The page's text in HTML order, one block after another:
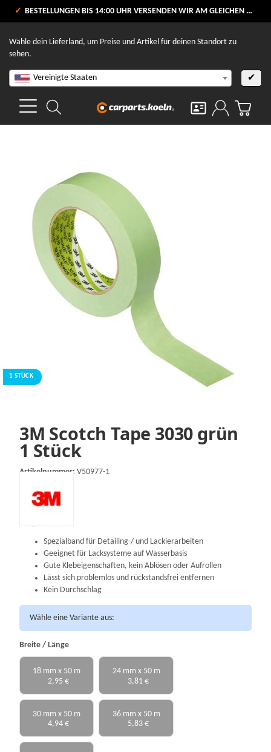
VERSANDKOSTENFREI AB 80 €
BESTELLUNGEN BIS 14:00 UHR VERSENDEN WIR AM GLEICHEN WERKTAG
Wähle dein Lieferland, um Preise und Artikel für deinen Standort zu
sehen.
Vereinigte Staaten ✔
1 STÜCK
3M Scotch Tape 3030 grün
1 Stück
Artikelnummer: V50977-1
Spezialband für Detailing-/ und Lackierarbeiten
Geeignet für Lacksysteme auf Wasserbasis
Gute Klebeigenschaften, kein Ablösen oder Aufrollen
Lässt sich problemlos und rückstandsfrei entfernen
Kein Durchschlag
Wähle eine Variante aus:
Breite / Länge
18 mm x 50 m
2,95 €
24 mm x 50 m
3,81 €
30 mm x 50 m
4,94 €
36 mm x 50 m
5,83 €